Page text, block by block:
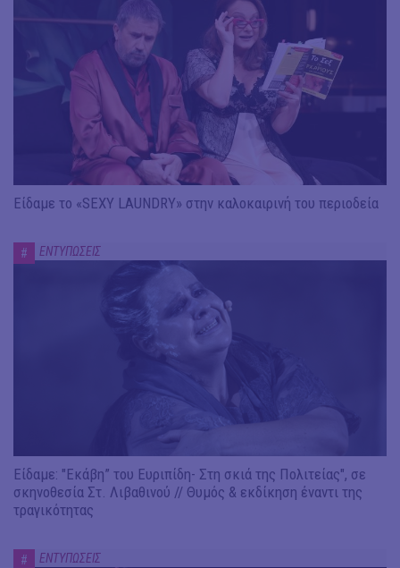
Είδαμε το «SEXY LAUNDRY» στην καλοκαιρινή του περιοδεία
# ΕΝΤΥΠΩΣΕΙΣ
Είδαμε: "Εκάβη” του Ευριπίδη- Στη σκιά της Πολιτείας", σε
σκηνοθεσία Στ. Λιβαθινού // Θυμός & εκδίκηση έναντι της
τραγικότητας
# ΕΝΤΥΠΩΣΕΙΣ